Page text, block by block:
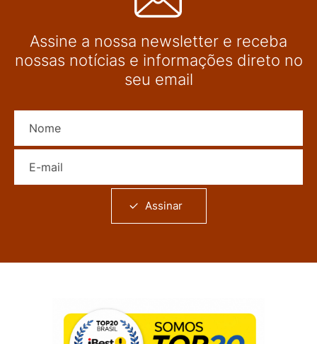
Assine a nossa newsletter e receba
nossas notícias e informações direto no
seu email
Assinar